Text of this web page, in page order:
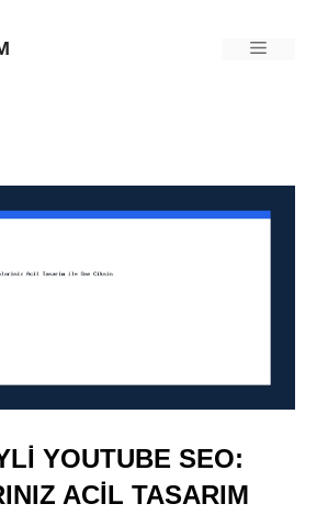
Menü
YOUTUBE SEO:
ACIL TASARIM